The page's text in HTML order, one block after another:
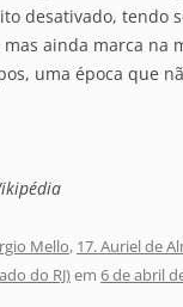
desativado, tendo
ainda marca na
uma época que
Mello, 17. Auriel de
do RJ)em 6 de abril